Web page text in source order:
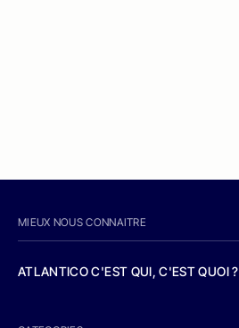
MIEUX NOUS CONNAITRE
ATLANTICO C'EST QUI, C'EST QUOI ?